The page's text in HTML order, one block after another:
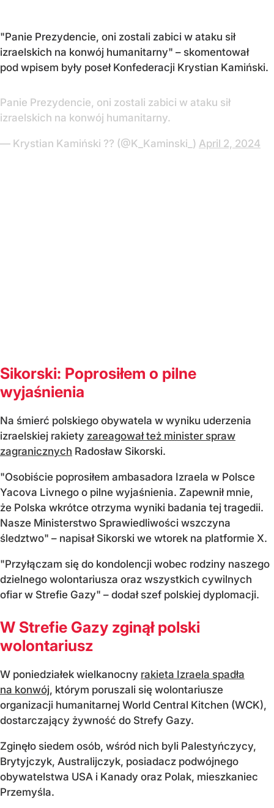
"Panie Prezydencie, oni zostali zabici w ataku sił
izraelskich na konwój humanitarny" – skomentował
pod wpisem były poseł Konfederacji Krystian Kamiński.
Panie Prezydencie, oni zostali zabici w ataku sił
izraelskich na konwój humanitarny.
— Krystian Kamiński ?? (@K_Kaminski_) April 2, 2024
Sikorski: Poprosiłem o pilne
wyjaśnienia
Na śmierć polskiego obywatela w wyniku uderzenia
izraelskiej rakiety zareagował też minister spraw
zagranicznych Radosław Sikorski.
"Osobiście poprosiłem ambasadora Izraela w Polsce
Yacova Livnego o pilne wyjaśnienia. Zapewnił mnie,
że Polska wkrótce otrzyma wyniki badania tej tragedii.
Nasze Ministerstwo Sprawiedliwości wszczyna
śledztwo" – napisał Sikorski we wtorek na platformie X.
"Przyłączam się do kondolencji wobec rodziny naszego
dzielnego wolontariusza oraz wszystkich cywilnych
ofiar w Strefie Gazy" – dodał szef polskiej dyplomacji.
W Strefie Gazy zginął polski
wolontariusz
W poniedziałek wielkanocny rakieta Izraela spadła
na konwój, którym poruszali się wolontariusze
organizacji humanitarnej World Central Kitchen (WCK),
dostarczający żywność do Strefy Gazy.
Zginęło siedem osób, wśród nich byli Palestyńczycy,
Brytyjczyk, Australijczyk, posiadacz podwójnego
obywatelstwa USA i Kanady oraz Polak, mieszkaniec
Przemyśla.